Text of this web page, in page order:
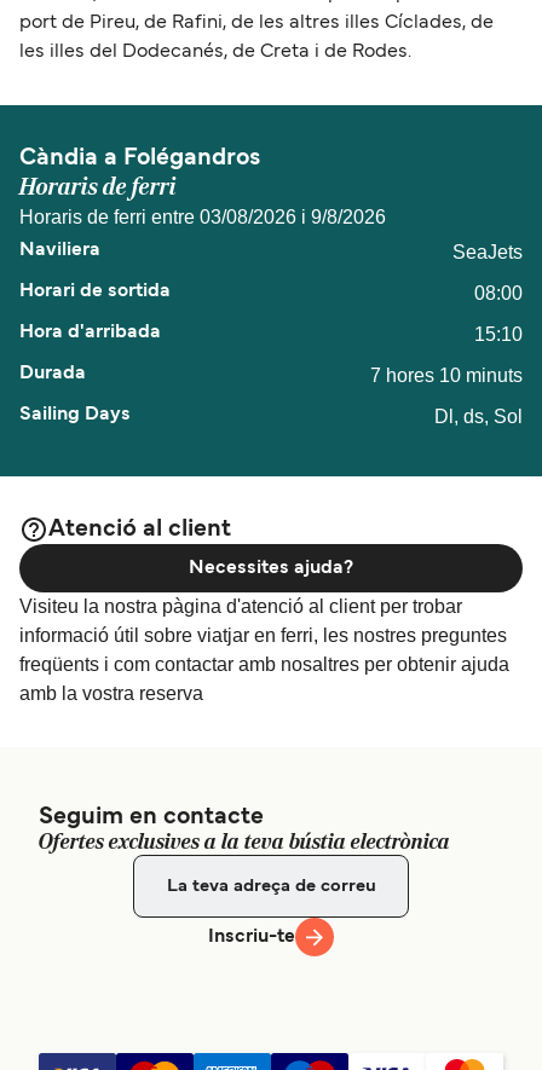
port de Pireu, de Rafini, de les altres illes Cíclades, de
les illes del Dodecanés, de Creta i de Rodes.
Càndia a Folégandros
Horaris de ferri
Horaris de ferri entre 03/08/2026 i 9/8/2026
SeaJets
08:00
15:10
7 hores 10 minuts
Dl, ds, Sol
Atenció al client
Visiteu la nostra pàgina d'atenció al client per trobar
informació útil sobre viatjar en ferri, les nostres preguntes
freqüents i com contactar amb nosaltres per obtenir ajuda
amb la vostra reserva
Necessites ajuda?
Seguim en contacte
Ofertes exclusives a la teva bústia electrònica
Inscriu-te